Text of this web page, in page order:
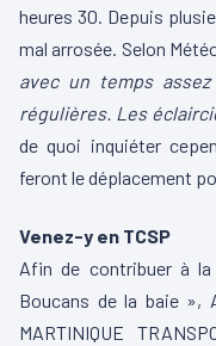
heures 30. Depuis
mal arrosée. Selon
avec un temps
régulières. Les
de quoi inquiéter
feront le déplacement
Venez-y en TCSP
Afin de contribuer à
Boucans de la baie »,
MARTINIQUE